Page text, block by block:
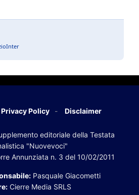
Privacy Policy Disclaimer
editoriale della Testata
"Nuovevoci"
Annunziata n. 3 del 10/02/2011
Pasquale Giacometti
Cierre Media SRLS